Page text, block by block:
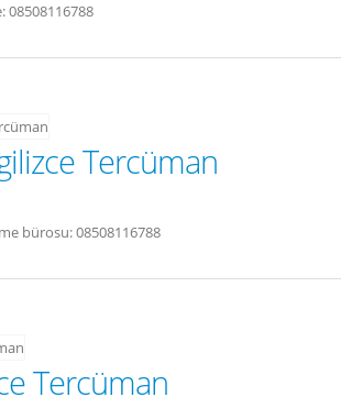
08508116788
Tercüman
bürosu: 08508116788
Tercüman